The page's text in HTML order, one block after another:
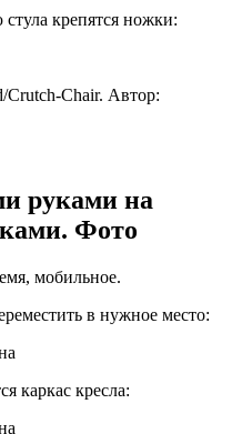
крепятся ножки:
Crutch-Chair. Автор:
руками на
Фото
мобильное.
в нужное место:
каркас кресла: